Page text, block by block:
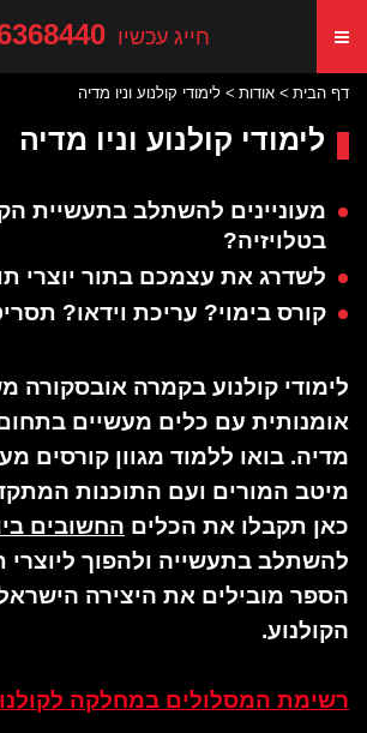
חייג עכשיו
דף הבית אודות לימודי קולנוע וניו מדיה
לימודי קולנוע וניו מדיה
מעוניינים להשתלב בתעשיית
בטלויזיה?
לשדרג את עצמכם בתור יוצרי
קורס בימוי? עריכת וידאו?
לימודי קולנוע בקמרה אובסקורה
אומנותית עם כלים מעשיים בתחום
מדיה. בואו ללמוד מגוון קורסים
מיטב המורים ועם התוכנות
כאן תקבלו את הכלים החשובים
להשתלב בתעשייה ולהפוך ליוצרי
הספר מובילים את היצירה
הקולנוע.
רשימת המסלולים במחלקה